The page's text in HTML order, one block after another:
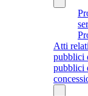
Atti
pubblici
pubblici